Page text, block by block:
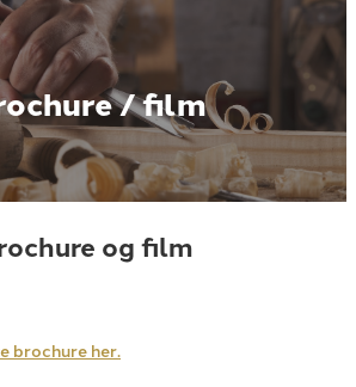
/ film
og film
brochure her.